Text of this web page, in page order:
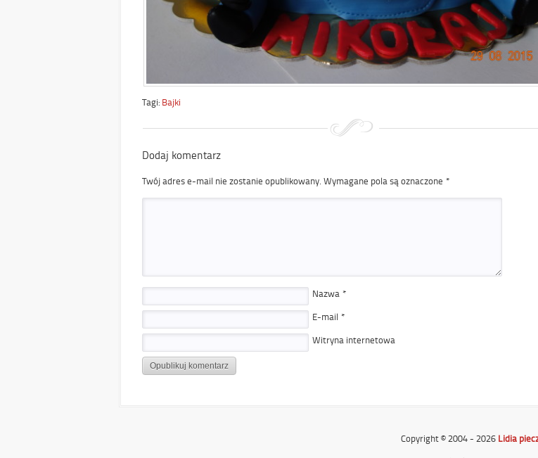
Tagi: Bajki
Dodaj komentarz
Twój adres e-mail nie zostanie opublikowany. Wymagane pola są oznaczone *
Nazwa *
E-mail *
Witryna internetowa
Copyright © 2004 - 2026 Lidia